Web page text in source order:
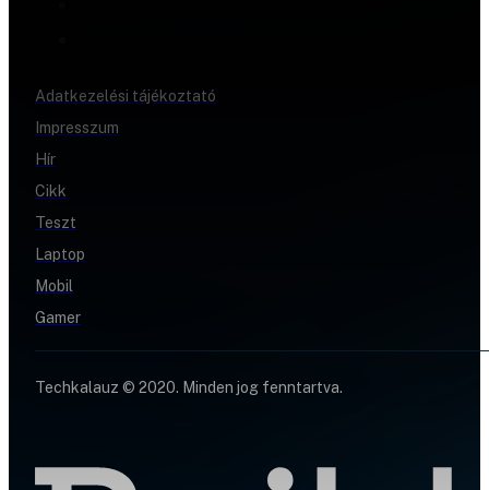
Adatkezelési tájékoztató
Impresszum
Hír
Cikk
Teszt
Laptop
Mobil
Gamer
Techkalauz © 2020. Minden jog fenntartva.